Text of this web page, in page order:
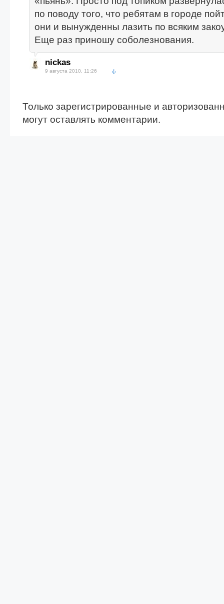
по поводу того, что ребятам в городе
они и вынужденны лазить по всяким
Еще раз приношу соболезнования.
nickas
9 августа 2010, 11:26
Только зарегистрированные и
могут оставлять комментарии.